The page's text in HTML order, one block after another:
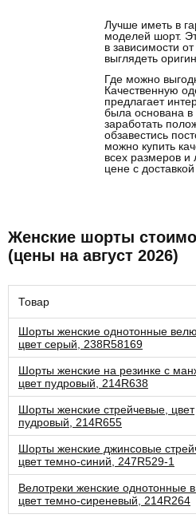
Лучше иметь в
моделей шорт.
в зависимости
выглядеть
Где можно
Качественную
предлагает
была основана в
заработать
обзавестись
можно купить
всех размеров
цене с
Женские шорты
(цены на август 2026)
Товар
Шорты женские однотонные
цвет серый, 238R58169
Шорты женские на резинке с
цвет пудровый, 214R638
Шорты женские стрейчевые, цвет
пудровый, 214R655
Шорты женские джинсовые
цвет темно-синий, 247R529-1
Велотреки женские однотонные в
цвет темно-сиреневый, 214R264